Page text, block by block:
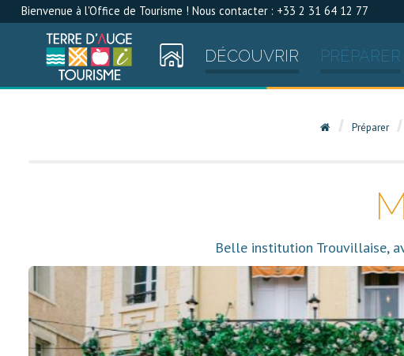
Bienvenue à l'Office de Tourisme ! Nous contacter : +33 2 31 64 12 77
DÉCOUVRIR PRÉPARER
Préparer
Belle institution Trouvillaise,